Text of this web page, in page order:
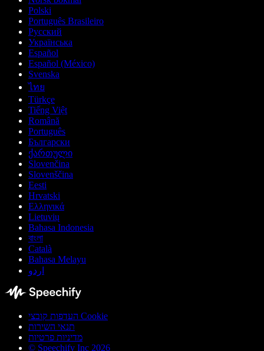
Polski
Português Brasileiro
Русский
Українська
Español
Español (México)
Svenska
ไทย
Türkçe
Tiếng Việt
Română
Português
Български
ქართული
Slovenčina
Slovenščina
Eesti
Hrvatski
Ελληνικά
Lietuvių
Bahasa Indonesia
বাংলা
Català
Bahasa Melayu
اردو
העדפות קובצי Cookie
תנאי השירות
מדיניות פרטיות
© Speechify Inc 2026